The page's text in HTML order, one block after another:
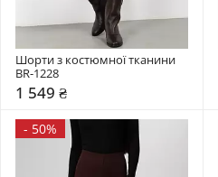
Шорти з костюмної тканини
BR-1228
1 549 ₴
- 50%